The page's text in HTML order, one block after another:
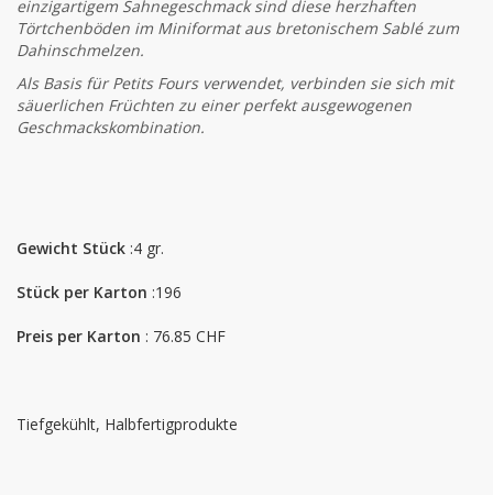
einzigartigem Sahnegeschmack sind diese herzhaften
Törtchenböden im Miniformat aus bretonischem Sablé zum
Dahinschmelzen.
Als Basis für Petits Fours verwendet, verbinden sie sich mit
säuerlichen Früchten zu einer perfekt ausgewogenen
Geschmackskombination.
Gewicht Stück :4 gr.
Stück per Karton :196
Preis per Karton : 76.85 CHF
Tiefgekühlt, Halbfertigprodukte